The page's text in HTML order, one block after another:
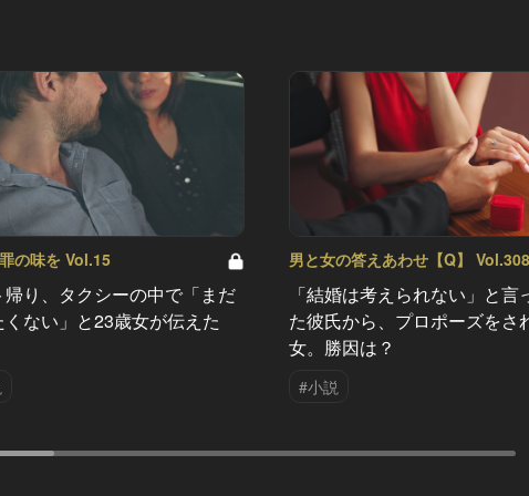
の味を Vol.15
帰り、タクシーの中で「まだ
くない」と23歳女が伝えた
男と女の答えあわせ【Q】
「結婚は考えられない」と言
た彼氏から、プロポーズをさ
女。勝因は？
#小説